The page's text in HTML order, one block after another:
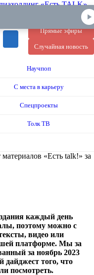
Прямые эфиры
Случайная новость
Научпоп
С места в карьеру
Спецпроекты
Толк ТВ
«Есть talk!» за
каждый день
поэтому можно с
видео или
платформе. Мы за
за ноябрь 2023
дайджест того, что
посмотреть.